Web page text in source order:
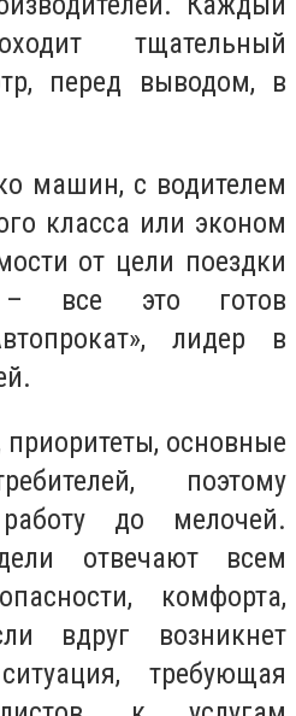
тщательный
перед выводом, в
машин, с водителем
класса или эконом
от цели поездки
– все это готов
лидер в
основные
поэтому
до мелочей.
отвечают всем
комфорта,
вдруг возникнет
требующая